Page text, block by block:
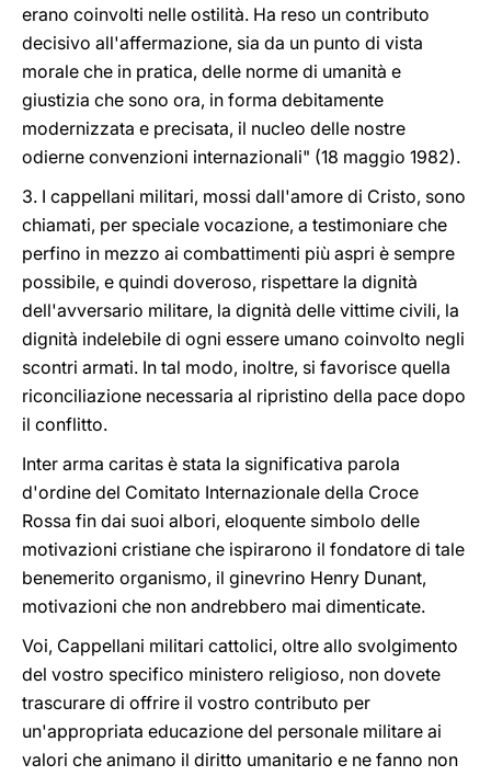
erano coinvolti nelle ostilità. Ha reso un contributo
decisivo all'affermazione, sia da un punto di vista
morale che in pratica, delle norme di umanità e
giustizia che sono ora, in forma debitamente
modernizzata e precisata, il nucleo delle nostre
odierne convenzioni internazionali" (18 maggio 1982).
3. I cappellani militari, mossi dall'amore di Cristo, sono
chiamati, per speciale vocazione, a testimoniare che
perfino in mezzo ai combattimenti più aspri è sempre
possibile, e quindi doveroso, rispettare la dignità
dell'avversario militare, la dignità delle vittime civili, la
dignità indelebile di ogni essere umano coinvolto negli
scontri armati. In tal modo, inoltre, si favorisce quella
riconciliazione necessaria al ripristino della pace dopo
il conflitto.
Inter arma caritas è stata la significativa parola
d'ordine del Comitato Internazionale della Croce
Rossa fin dai suoi albori, eloquente simbolo delle
motivazioni cristiane che ispirarono il fondatore di tale
benemerito organismo, il ginevrino Henry Dunant,
motivazioni che non andrebbero mai dimenticate.
Voi, Cappellani militari cattolici, oltre allo svolgimento
del vostro specifico ministero religioso, non dovete
trascurare di offrire il vostro contributo per
un'appropriata educazione del personale militare ai
valori che animano il diritto umanitario e ne fanno non